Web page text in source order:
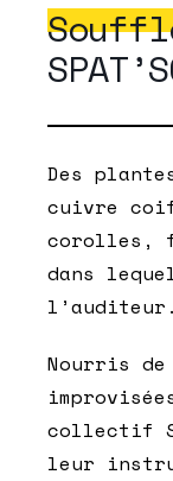
Des
cuivre
corolles,
dans
l’auditeur.
Nourris
collectif
leur